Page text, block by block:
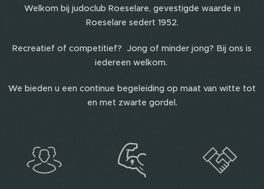
Welkom bij judoclub Roeselare, gevestigde waarde in
Roeselare sedert 1952.
Recreatief of competitief? Jong of minder jong? Bij ons is
iedereen welkom.
We bieden u een continue begeleiding op maat van witte tot
en met zwarte gordel.